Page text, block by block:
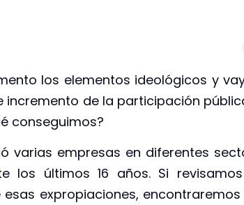
los elementos ideológicos y
incremento de la participación
conseguimos?
varias empresas en diferentes
los últimos 16 años. Si
expropiaciones, encontraremos